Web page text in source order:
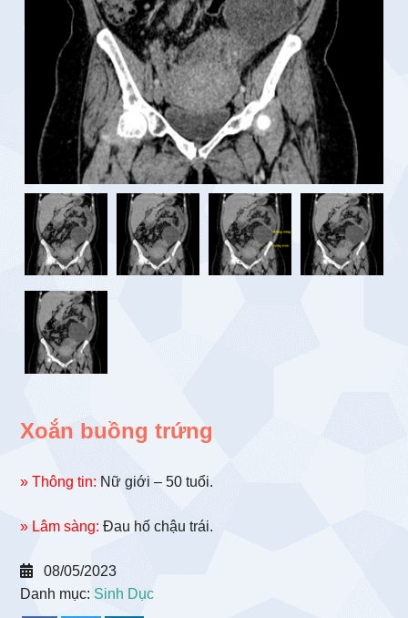
Xoắn buồng trứng
» Thông tin: Nữ giới – 50 tuổi.
» Lâm sàng: Đau hố chậu trái.
08/05/2023
Danh mục:Sinh Dục